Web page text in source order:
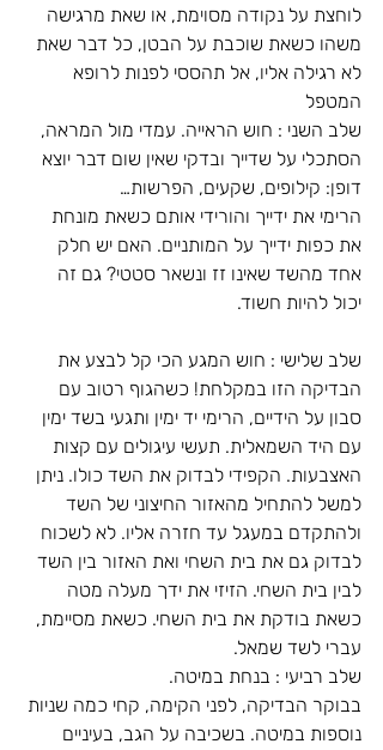
לוחצת על נקודה מסוימת, או שאת מרגישה
משהו כשאת שוכבת על הבטן, כל דבר שאת
לא רגילה אליו, אל תהססי לפנות לרופא
המטפל
שלב השני : חוש הראייה. עמדי מול המראה,
הסתכלי על שדייך ובדקי שאין שום דבר יוצא
דופן: קילופים, שקעים, הפרשות…
הרימי את ידייך והורידי אותם כשאת מונחת
את כפות ידייך על המותניים. האם יש חלק
אחד מהשד שאינו זז ונשאר סטטי? גם זה
יכול להיות חשוד.
שלב שלישי : חוש המגע הכי קל לבצע את
הבדיקה הזו במקלחת! כשהגוף רטוב עם
סבון על הידיים, הרימי יד ימין ותגעי בשד ימין
עם היד השמאלית. תעשי עיגולים עם קצות
האצבעות. הקפידי לבדוק את השד כולו. ניתן
למשל להתחיל מהאזור החיצוני של השד
ולהתקדם במעגל עד חזרה אליו. לא לשכוח
לבדוק גם את בית השחי ואת האזור בין השד
לבין בית השחי. הזיזי את ידך מעלה מטה
כשאת בודקת את בית השחי. כשאת מסיימת,
עברי לשד שמאל.
שלב רביעי : בנחת במיטה.
בבוקר הבדיקה, לפני הקימה, קחי כמה שניות
נוספות במיטה. בשכיבה על הגב, בעיניים